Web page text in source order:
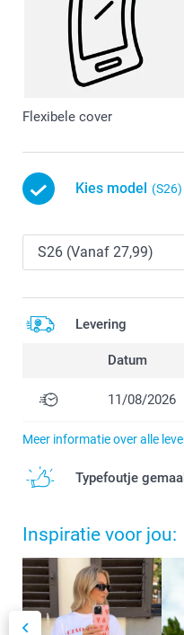
Flexibele cover
Kies model (S26)
Levering
Datum
11/08/2026
Meer informatie over alle
Typefoutje
Inspiratie voor jou: